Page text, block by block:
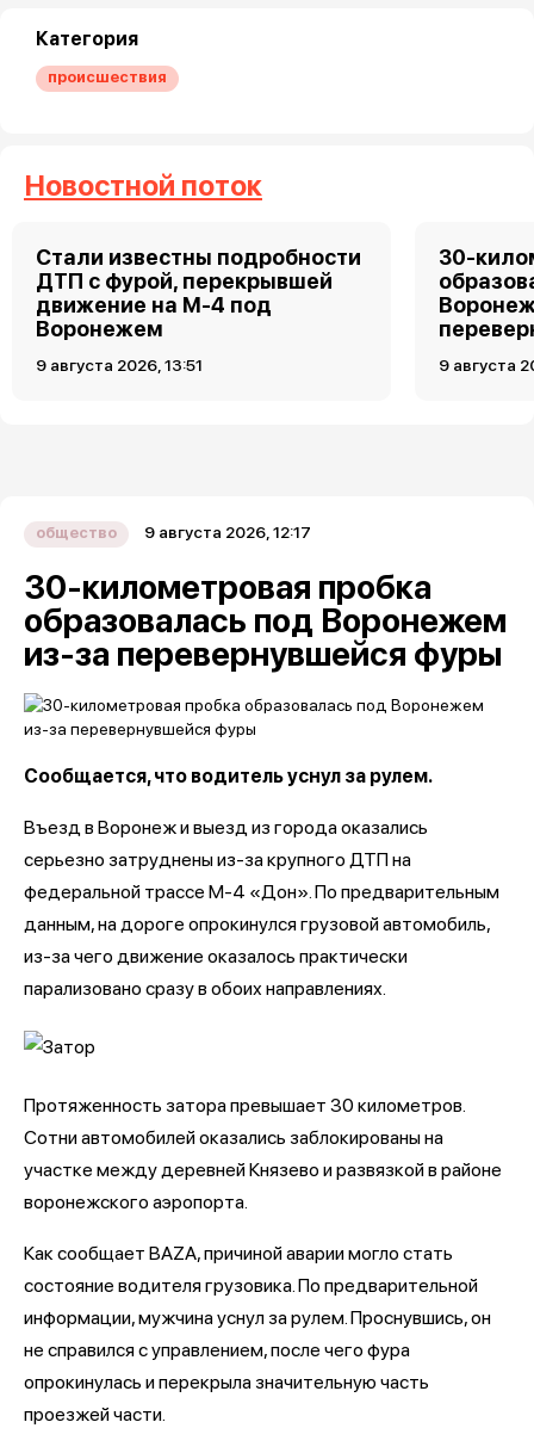
Категория
происшествия
Новостной поток
Стали известны подробности
ДТП с фурой, перекрывшей
движение на М-4 под
Воронежем
9 августа 2026, 13:51
30-
9 августа
общество 9 августа 2026, 12:17
30-километровая пробка
образовалась под Воронежем
из-за перевернувшейся фуры
Сообщается, что водитель уснул за рулем.
Въезд в Воронеж и выезд из города оказались
серьезно затруднены из-за крупного ДТП на
федеральной трассе М-4 «Дон». По предварительным
данным, на дороге опрокинулся грузовой автомобиль,
из-за чего движение оказалось практически
парализовано сразу в обоих направлениях.
Протяженность затора превышает 30 километров.
Сотни автомобилей оказались заблокированы на
участке между деревней Князево и развязкой в районе
воронежского аэропорта.
Как сообщает BAZA, причиной аварии могло стать
состояние водителя грузовика. По предварительной
информации, мужчина уснул за рулем. Проснувшись, он
не справился с управлением, после чего фура
опрокинулась и перекрыла значительную часть
проезжей части.